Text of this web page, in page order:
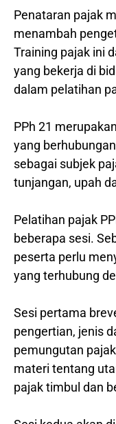
Penataran pajak
menambah
Training pajak ini
yang bekerja di
dalam pelatihan
PPh 21
yang
sebagai subjek
tunjangan, upah
Pelatihan pajak
beberapa sesi.
peserta perlu
yang terhubung
Sesi pertama
pengertian, jenis
pemungutan
materi tentang
pajak timbul dan